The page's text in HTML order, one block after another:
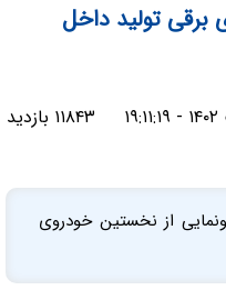
برقی تولید داخل
۱۱۸۴۳ بازدید
از نخستین خودروی